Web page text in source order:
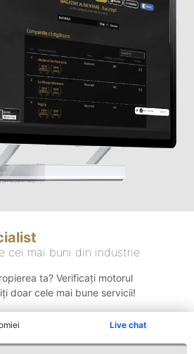
Live chat
cei mai buni din industrie
ta? Verificați motorul
doar cele mai bune servicii!